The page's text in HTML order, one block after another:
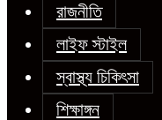
রাজনীতি
লাইফ স্টাইল
স্বাস্থ্য চিকিৎসা
শিক্ষাঙ্গন